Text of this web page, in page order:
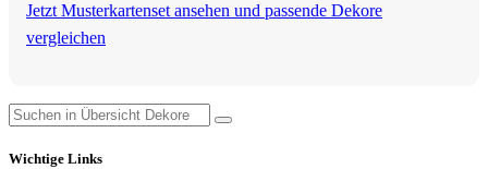
Jetzt Musterkartenset ansehen und passende Dekore
vergleichen
Wichtige Links